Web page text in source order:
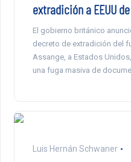
extradición a EEUU
El gobierno británico
decreto de extradición del
Assange, a Estados
una fuga masiva de
Luis Hernán Schwaner